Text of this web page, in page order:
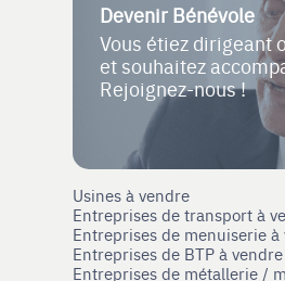
Devenir Bénévole
Vous étiez dirigeant
et souhaitez
Rejoignez-nous !
Usines à vendre
Entreprises de transport à
Entreprises de menuiserie à
Entreprises de BTP à vendre
Entreprises de métallerie /